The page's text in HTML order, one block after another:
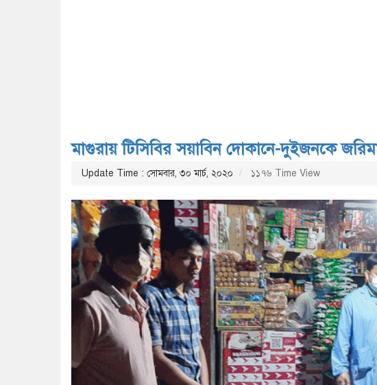
মাগুরায় টিসিবির সয়াবিন দোকানে-দুইজনকে
Update Time : সোমবার, ৩০ মার্চ, ২০২০ ১১৭৬ Time View